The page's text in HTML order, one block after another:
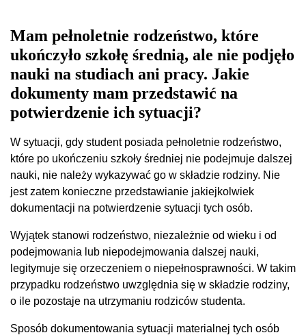
Mam pełnoletnie rodzeństwo, które
ukończyło szkołę średnią, ale nie podjęło
nauki na studiach ani pracy. Jakie
dokumenty mam przedstawić na
potwierdzenie ich sytuacji?
W sytuacji, gdy student posiada pełnoletnie rodzeństwo,
które po ukończeniu szkoły średniej nie podejmuje dalszej
nauki, nie należy wykazywać go w składzie rodziny. Nie
jest zatem konieczne przedstawianie jakiejkolwiek
dokumentacji na potwierdzenie sytuacji tych osób.
Wyjątek stanowi rodzeństwo, niezależnie od wieku i od
podejmowania lub niepodejmowania dalszej nauki,
legitymuje się orzeczeniem o niepełnosprawności. W takim
przypadku rodzeństwo uwzględnia się w składzie rodziny,
o ile pozostaje na utrzymaniu rodziców studenta.
Sposób dokumentowania sytuacji materialnej tych osób